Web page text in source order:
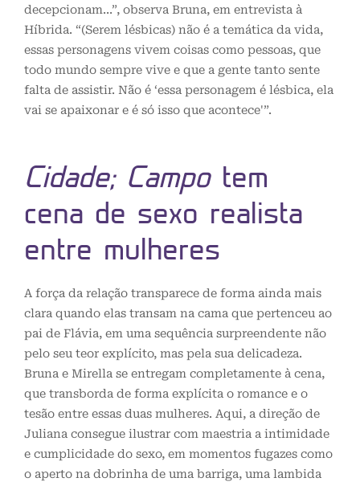
decepcionam…”, observa Bruna, em entrevista à
Híbrida. “(Serem lésbicas) não é a temática da vida,
essas personagens vivem coisas como pessoas, que
todo mundo sempre vive e que a gente tanto sente
falta de assistir. Não é ‘essa personagem é lésbica, ela
vai se apaixonar e é só isso que acontece'”.
Cidade; Campotem
cena de sexo realista
entre mulheres
A força da relação transparece de forma ainda mais
clara quando elas transam na cama que pertenceu ao
pai de Flávia, em uma sequência surpreendente não
pelo seu teor explícito, mas pela sua delicadeza.
Bruna e Mirella se entregam completamente à cena,
que transborda de forma explícita o romance e o
tesão entre essas duas mulheres. Aqui, a direção de
Juliana consegue ilustrar com maestria a intimidade
e cumplicidade do sexo, em momentos fugazes como
o aperto na dobrinha de uma barriga, uma lambida